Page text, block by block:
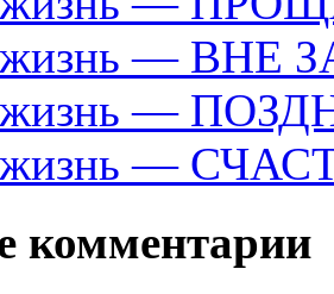
— ВНЕ
—
—
комментарии